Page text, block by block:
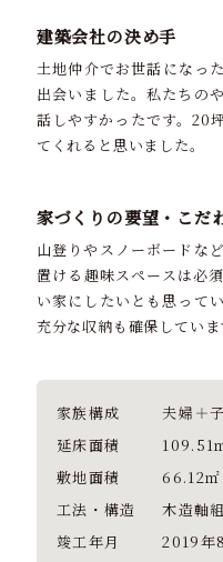
建築会社の決め手
土地仲介でお世話になっ
出会いました。私たちの
話しやすかったです。20
てくれると思いました。
家づくりの要望・こだ
山登りやスノーボードな
置ける趣味スペースは必
い家にしたいとも思って
充分な収納も確保していま
家族構成
夫婦＋
延床面積
109.51
敷地面積
66.12㎡
工法・構造
木造軸組
竣工年月
2019年